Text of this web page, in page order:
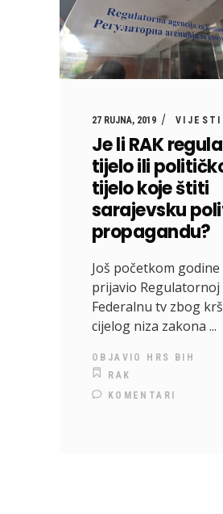
27 RUJNA, 2019 VIJESTI
Je li RAK
tijelo ili
tijelo koje štiti
sarajevsku
propagandu?
Još početkom godine
prijavio Regulatornoj
Federalnu tv zbog
cijelog niza zakona
OBJAVIO HRS BIH
RAK
KOMENTARI